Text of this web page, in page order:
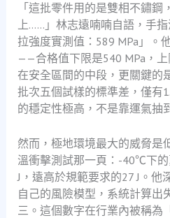
「這批零件用的是雙相不鏽
上……」林志遠喃喃自語，手
拉強度實測值：589 MPa」。
——合格值下限是540 MPa，上
在安全區間的中段，更關鍵的
批次五個試樣的標準差，僅有
的穩定性極高，不是靠運氣抽
然而，極地環境最大的威脅是
溫衝擊測試那一頁：-40℃下
J，遠高於規範要求的27 J。他
自己的風險模型，系統計算出
三。這個數字在行業內被稱為